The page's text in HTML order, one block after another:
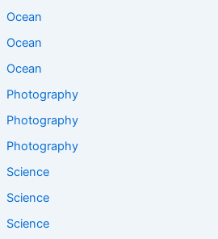
Ocean
Ocean
Ocean
Photography
Photography
Photography
Science
Science
Science